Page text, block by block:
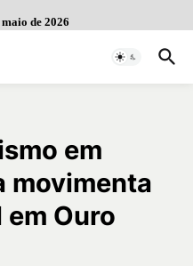
de 2026
em
movimenta
Ouro